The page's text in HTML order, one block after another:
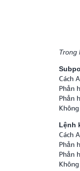
Trong
Cách
Phản
Phản
Lệnh
Cách
Phản
Phản